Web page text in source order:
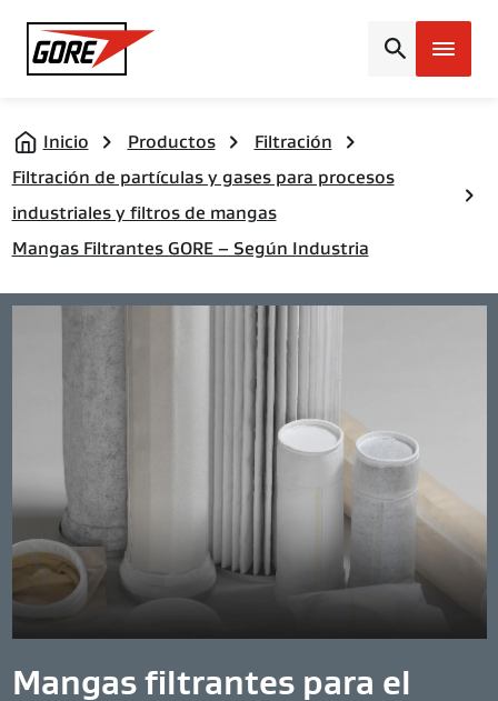
Gore
Inicio Productos
Filtración
Filtración de partículas y gases para procesos
industriales y filtros de mangas
Mangas Filtrantes GORE – Según Industria
Mangas filtrantes para el